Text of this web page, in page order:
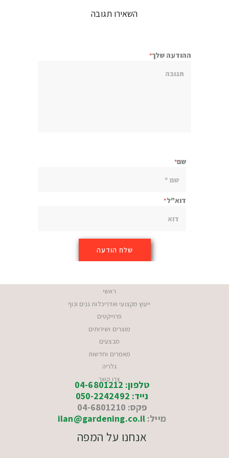
השאירו תגובה
ההודעה שלך
שם
דוא"ל
ראשי
ייעוץ מקצועי ואדריכלות גנים ונוף
פרוייקטים
מוצרים ושירותים
מבצעים
מאמרים וחדשות
גלריה
צרו קשר
טלפון: 04-6801212
נייד: 050-2242492
פקס: 04-6801210
מייל: ilan@gardening.co.il
אנחנו על המפה